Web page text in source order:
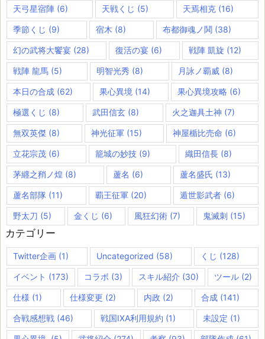
天弓星宿陣 (6) 天戦くじ (5) 天焉相克(16)
季節くじ (9) 宿木 (8) 布都御魂ノ鬨(38)
幻の武将大饗宴 (28) 復活の宴 (6) 戦陣 凱旋 (12)
戦陣 龍馬 (5) 明智光秀 (8) 月詠ノ覇威(8)
本日の合成 (62) 果心異境 (14) 果心異境攻略 (6)
極選くじ (8) 武田信玄 (8) 火之迦具土神 (7)
無双英傑 (8) 神光征軍(15) 神屋楯比売命 (6)
立花宗茂 (6) 籠城の妙技(9) 織田信長 (8)
茅纒之矟ノ煌 (8) 蘆名 (6) 蘆名盛氏 (13)
蘆名部隊 (11) 覇王征軍 (20) 遁世影武者(6)
野太刀 (5) 金くじ (6) 風狂幻術 (7) 鬼滅刺(15)
カテゴリー
Twitter企画 (1) Uncategorized (58) くじ (128)
イベント (173) コラボ (3) スキル紹介 (30) ツール(2)
仕様 (1) 仕様変更 (2) 内政 (2) 合成 (141)
合戦感想戦 (46) 戦国IXA利用規約 (1) 未設定 (1)